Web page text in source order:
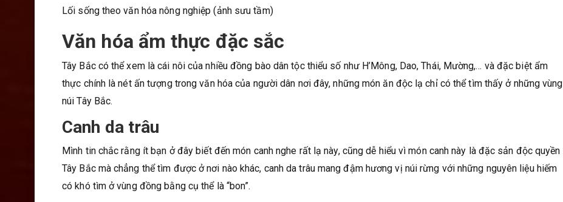
Lối sống theo văn hóa nông nghiệp (ảnh sưu tầm)
Văn hóa ẩm thực đặc sắc
Tây Bắc có thể xem là cái nôi của nhiều đồng bào dân tộc thiểu số như H’Mông, Dao, Thái, Mường,… và đặc biệt ẩm
thực chính là nét ấn tượng trong văn hóa của người dân nơi đây, những món ăn độc lạ chỉ có thể tìm thấy ở những vùng
núi Tây Bắc.
Canh da trâu
Mình tin chắc rằng ít bạn ở đây biết đến món canh nghe rất lạ này, cũng dễ hiểu vì món canh này là đặc sản độc quyền
Tây Bắc mà chẳng thể tìm được ở nơi nào khác, canh da trâu mang đậm hương vị núi rừng với những nguyên liệu hiếm
có khó tìm ở vùng đồng bằng cụ thể là “bon”.